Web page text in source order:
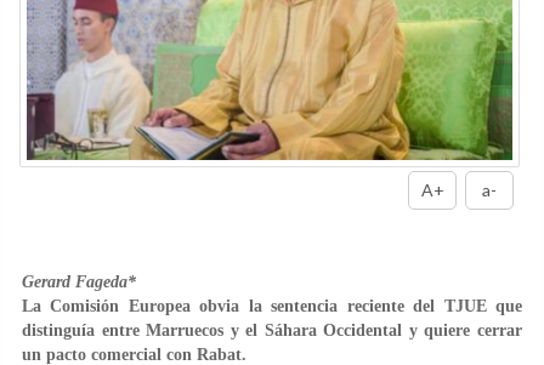
A+ a-
Gerard Fageda*
La Comisión Europea obvia la sentencia reciente del TJUE que
distinguía entre Marruecos y el Sáhara Occidental y quiere cerrar
un pacto comercial con Rabat.